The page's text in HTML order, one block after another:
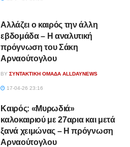
Αλλάζει ο καιρός την άλλη
εβδομάδα – Η αναλυτική
πρόγνωση του Σάκη
Αρναούτογλου
BY ΣΥΝΤΑΚΤΙΚΉ ΟΜΆΔΑ ALLDAYNEWS
17-04-26 23:16
Καιρός: «Μυρωδιά»
καλοκαιριού με 27αρια και μετά
ξανά χειμώνας – Η πρόγνωση
Αρναούτογλου